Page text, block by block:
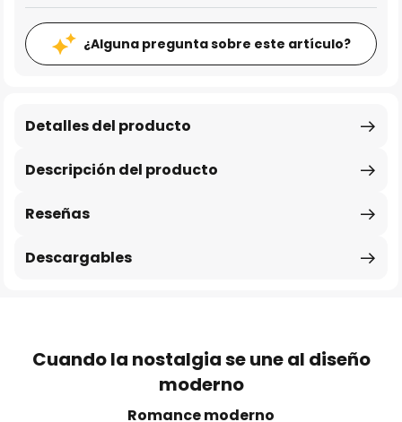
¿Alguna pregunta sobre este artículo?
Descripción del producto
Detalles del producto
Reseñas
Descargables
Cuando la nostalgia se une al diseño
moderno
Romance moderno